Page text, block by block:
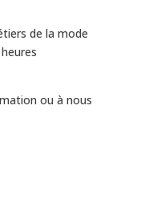
de la mode
ou à nous